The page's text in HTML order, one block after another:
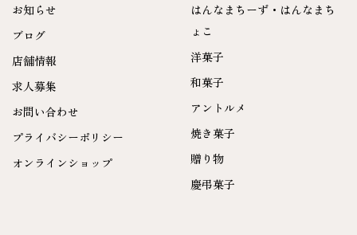
お知らせ
ブログ
店舗情報
求人募集
お問い合わせ
プライバシーポリシー
オンラインショップ
はんなまちーず・はんなまち
ょこ
洋菓子
和菓子
アントルメ
焼き菓子
贈り物
慶弔菓子